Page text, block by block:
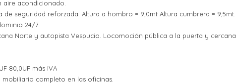
aire acondicionado.
seguridad reforzada. Altura a hombro = 9,0mt Altura cumbrera = 9,5mt.
24/7.
Norte y autopista Vespucio. Locomoción pública a la puerta y cercana
80,0UF más IVA
completo en las oficinas.